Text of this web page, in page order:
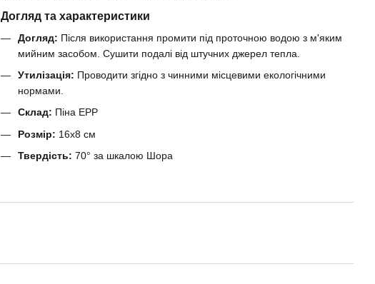
Догляд та характеристики
Догляд: Після використання промити під проточною водою з м'яким
мийним засобом. Сушити подалі від штучних джерел тепла.
Утилізація: Проводити згідно з чинними місцевими екологічними
нормами.
Склад: Піна EPP
Розмір: 16x8 см
Твердість: 70° за шкалою Шора